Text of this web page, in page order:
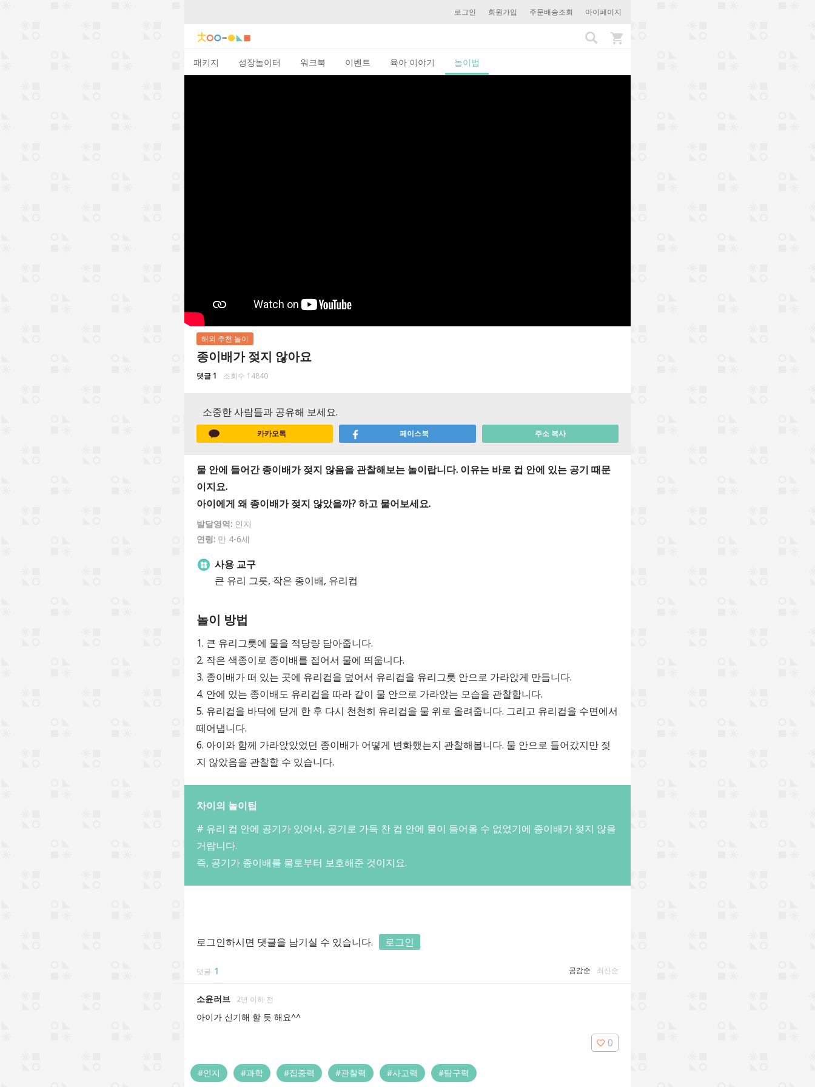
로그인 회원가입 주문배송조회 마이페이지
패키지 성장놀이터 워크북 이벤트 육아 이야기 놀이법
해외 추천 놀이
종이배가 젖지 않아요
댓글 1 조회수 14840
소중한 사람들과 공유해 보세요.
카카오톡 페이스북 주소 복사
물 안에 들어간 종이배가 젖지 않음을 관찰해보는 놀이랍니다. 이유는 바로 컵 안에 있는 공기 때문
이지요.
아이에게 왜 종이배가 젖지 않았을까? 하고 물어보세요.
발달영역: 인지
연령: 만 4-6세
사용 교구
큰 유리 그릇, 작은 종이배, 유리컵
놀이 방법
1. 큰 유리그릇에 물을 적당량 담아줍니다.
2. 작은 색종이로 종이배를 접어서 물에 띄웁니다.
3. 종이배가 떠 있는 곳에 유리컵을 덮어서 유리컵을 유리그릇 안으로 가라앉게 만듭니다.
4. 안에 있는 종이배도 유리컵을 따라 같이 물 안으로 가라앉는 모습을 관찰합니다.
5. 유리컵을 바닥에 닫게 한 후 다시 천천히 유리컵을 물 위로 올려줍니다. 그리고 유리컵을 수면에서
떼어냅니다.
6. 아이와 함께 가라앉았었던 종이배가 어떻게 변화했는지 관찰해봅니다. 물 안으로 들어갔지만 젖
지 않았음을 관찰할 수 있습니다.
차이의 놀이팁
# 유리 컵 안에 공기가 있어서, 공기로 가득 찬 컵 안에 물이 들어올 수 없었기에 종이배가 젖지 않을
거랍니다.
즉, 공기가 종이배를 물로부터 보호해준 것이지요.
로그인하시면 댓글을 남기실 수 있습니다. 로그인
댓글 1 공감순 최신순
소윤러브 2년 이하 전
아이가 신기해 할 듯 해요^^
0
#인지 #과학 #집중력 #관찰력 #사고력 #탐구력